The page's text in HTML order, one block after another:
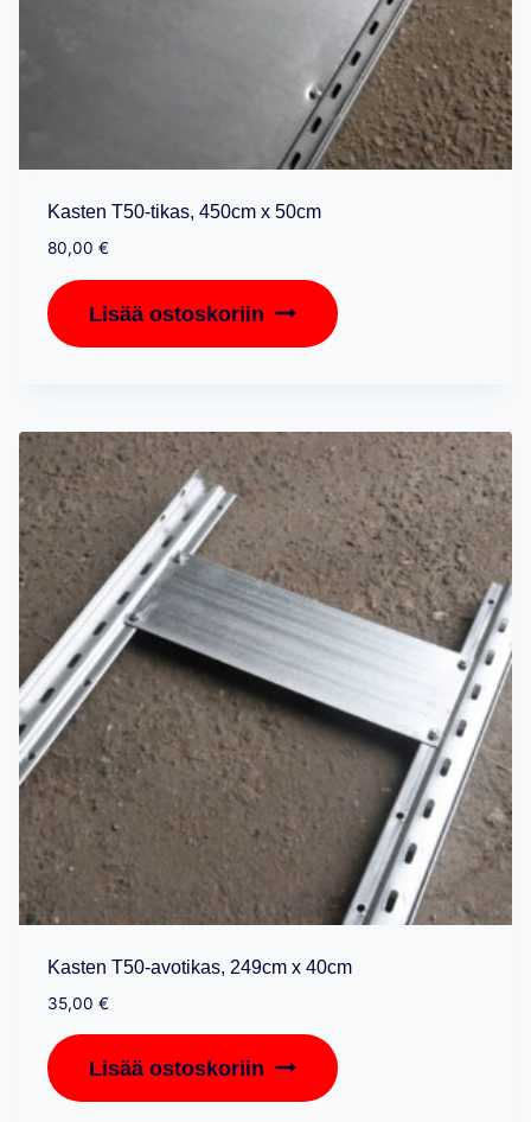
Kasten T50-tikas, 450cm x 50cm
80,00 €
Lisää ostoskoriin
Kasten T50-avotikas, 249cm x 40cm
35,00 €
Lisää ostoskoriin